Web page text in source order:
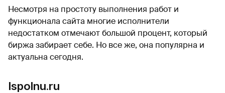
Несмотря на простоту выполнения работ и
функционала сайта многие исполнители
недостатком отмечают большой процент, который
биржа забирает себе. Но все же, она популярна и
актуальна сегодня.
Ispolnu.ru